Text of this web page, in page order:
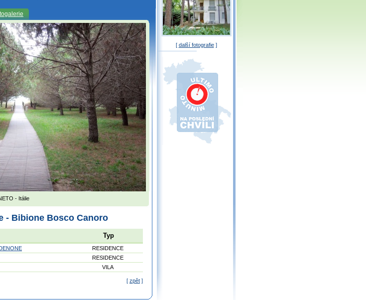
- Itálie
- Bibione Bosco Canoro
Typ
RESIDENCE
RESIDENCE
VILA
[ zpět ]
[ další fotografie]